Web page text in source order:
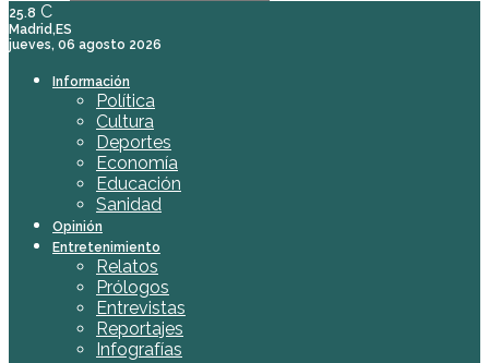
25.8 C
Madrid,ES
jueves, 06 agosto 2026
Información
Política
Cultura
Deportes
Economía
Educación
Sanidad
Opinión
Entretenimiento
Relatos
Prólogos
Entrevistas
Reportajes
Infografías